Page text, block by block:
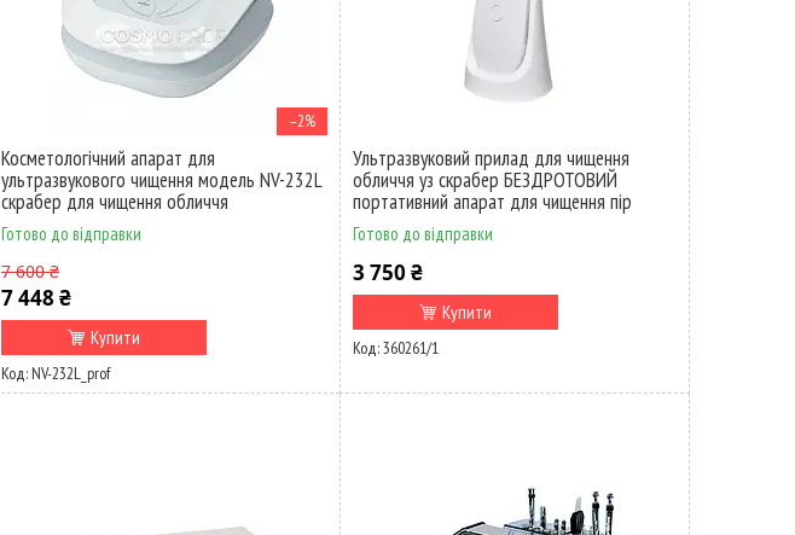
–2%
Косметологічний апарат для
ультразвукового чищення модель NV-232L
скрабер для чищення обличчя
Готово до відправки
7 600 ₴
7 448 ₴
Купити
NV-232L_prof
Ультразвуковий прилад для чищення
обличчя уз скрабер БЕЗДРОТОВИЙ
портативний апарат для чищення пір
Готово до відправки
3 750 ₴
Купити
360261/1